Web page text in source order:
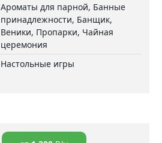
Ароматы для парной, Банные
принадлежности, Банщик,
Веники, Пропарки, Чайная
церемония
Настольные игры